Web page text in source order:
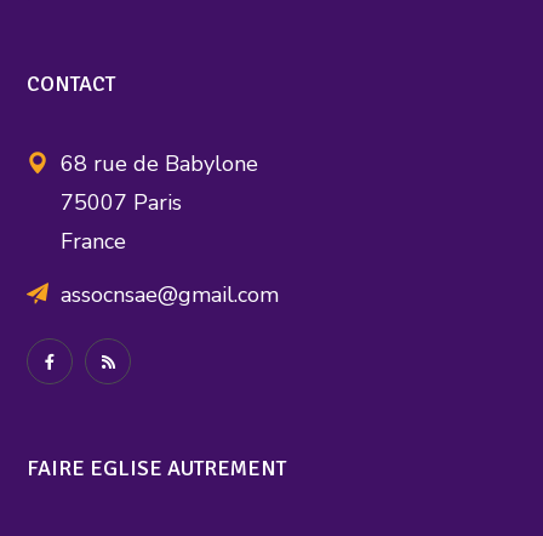
CONTACT
68 rue de Babylone
75007 Paris
France
assocnsae@gmail.com
FAIRE EGLISE AUTREMENT